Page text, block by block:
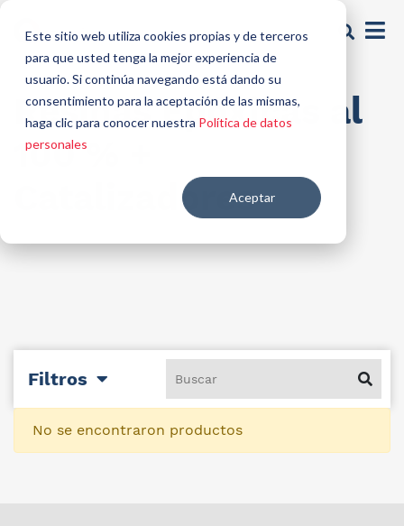
Este sitio web utiliza cookies propias y de terceros
para que usted tenga la mejor experiencia de
usuario. Si continúa navegando está dando su
consentimiento para la aceptación de las mismas,
haga clic para conocer nuestra Política de datos
personales
Aceptar
Resinas Epóxicas al
100 % +
Catalizadores
Filtros
No se encontraron productos